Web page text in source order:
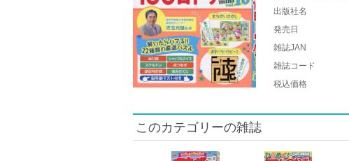
出版社名
発売日
雑誌JAN
雑誌コード
税込価格
このカテゴリーの雑誌